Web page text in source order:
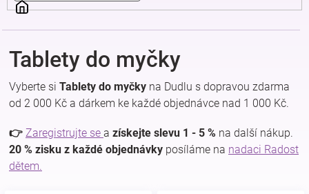
kojenecké
oblečení
Pokojíček
a
kojenecká
Tablety do myčky
Vyberte si Tablety do myčky na Dudlu s dopravou zdarma
od 2 000 Kč a dárkem ke každé objednávce nad 1 000 Kč.
👉 Zaregistrujte se a získejte slevu 1 - 5 % na další nákup.
20 % zisku z každé objednávky posíláme na nadaci Radost
dětem.